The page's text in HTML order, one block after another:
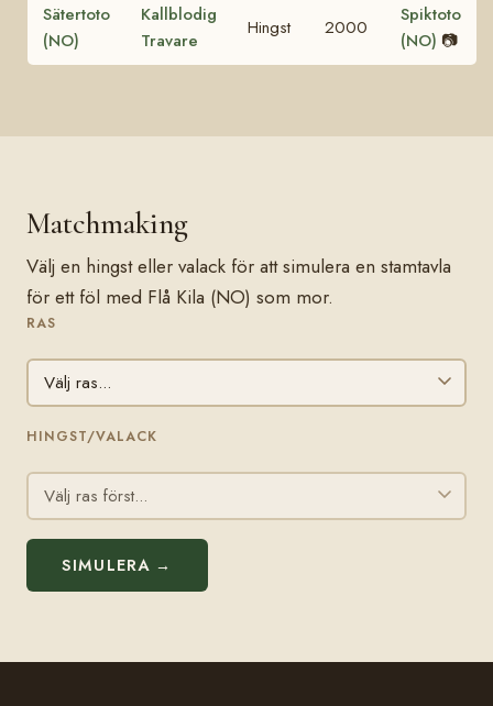
Sätertoto
(NO)
Kallblodig
Travare
Hingst 2000
Spiktoto
(NO) 📷
Matchmaking
Välj en hingst eller valack för att simulera en stamtavla
för ett föl med Flå Kila (NO) som mor.
RAS
HINGST/VALACK
SIMULERA →